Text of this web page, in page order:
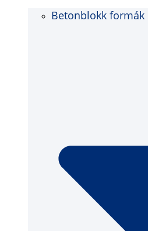
Betonblokk formák